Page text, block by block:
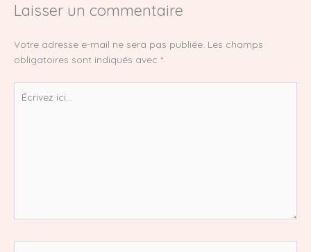
Laisser un commentaire
Votre adresse e-mail ne sera pas publiée. Les champs
obligatoires sont indiqués avec *
ici…